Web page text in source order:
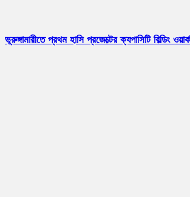
ভূরুঙ্গামারীতে প্রথম হাসি প্রজেক্টের ক্যপাসিটি বিল্ডিং